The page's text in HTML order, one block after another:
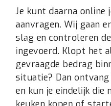
Je kunt daarna online
aanvragen. Wij gaan
slag en controleren
ingevoerd. Klopt het
gevraagde bedrag
situatie? Dan
en kun je eindelijk die